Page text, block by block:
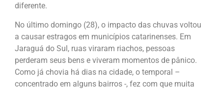
diferente.
No último domingo (28), o impacto das chuvas voltou
a causar estragos em municípios catarinenses. Em
Jaraguá do Sul, ruas viraram riachos, pessoas
perderam seus bens e viveram momentos de pânico.
Como já chovia há dias na cidade, o temporal –
concentrado em alguns bairros -, fez com que muita